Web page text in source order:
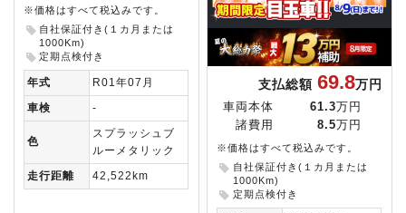
※価格はすべて税込みです。
自社保証付き(１カ月または
1000Km)
定期点検付き
年式
R01年07月
車検
-
色
スプラッシュブ
ルーメタリック
走行距離
42,522km
支払総額 69.8万円
車両本体 61.3 万円
諸費用
8.5 万円
※価格はすべて税込みです。
自社保証付き(１カ月または
1000Km)
定期点検付き